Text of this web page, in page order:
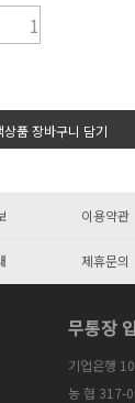
상품 장바구니 담기
이용약관
제휴문의
무통장
기업은행
농 협 317-